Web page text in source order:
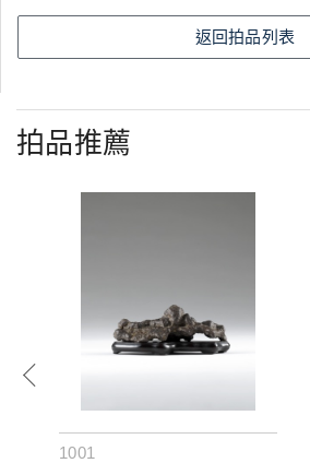
返回拍品列表
拍品推薦
1001